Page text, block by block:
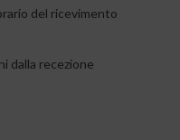
del ricevimento
dalla recezione